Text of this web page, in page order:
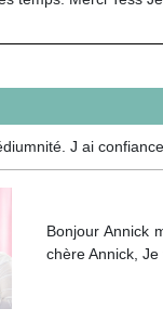
J ai
Bonjour Annick
chère Annick,